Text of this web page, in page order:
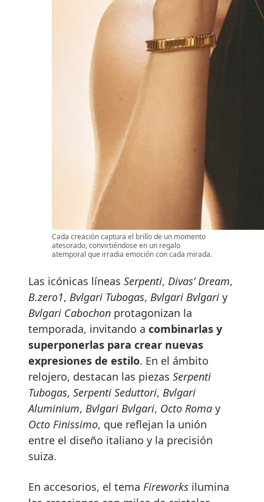
Cada creación captura el brillo de un momento
atesorado, convirtiéndose en un regalo
atemporal que irradia emoción con cada mirada.
Las icónicas líneas Serpenti, Divas’ Dream,
B.zero1, Bvlgari Tubogas, Bvlgari Bvlgari y
Bvlgari Cabochon protagonizan la
temporada, invitando a combinarlas y
superponerlas para crear nuevas
expresiones de estilo. En el ámbito
relojero, destacan las piezas Serpenti
Tubogas, Serpenti Seduttori, Bvlgari
Aluminium, Bvlgari Bvlgari, Octo Roma y
Octo Finissimo, que reflejan la unión
entre el diseño italiano y la precisión
suiza.
En accesorios, el tema Fireworks ilumina